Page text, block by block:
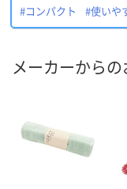
#コンパクト
#使いや
メーカーから